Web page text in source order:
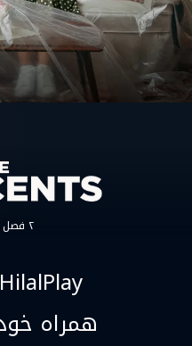
۲ فصل ها
همراه